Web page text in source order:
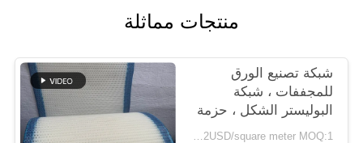
PRIVACY
POLICY
منتجات مماثلة
شبكة تصنيع الورق
للمجففات ، شبكة
البوليستر الشكل ، حزمة
شبكة غسل البولب
1.4-2USD/square meter MOQ:1 متر مربع